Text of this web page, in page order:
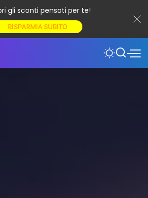
gli sconti pensati per te!
RISPARMIA SUBITO